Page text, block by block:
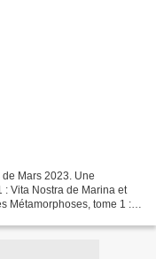
Mars 2023. Une
: Vita Nostra de Marina et
Métamorphoses, tome 1 :